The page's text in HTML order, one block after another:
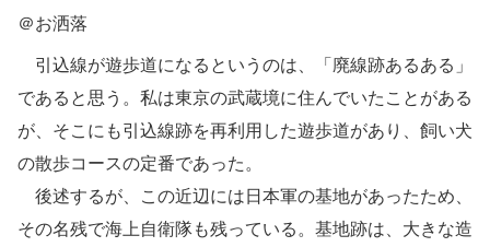
＠お洒落
引込線が遊歩道になるというのは、「廃線跡あるある」
であると思う。私は東京の武蔵境に住んでいたことがある
が、そこにも引込線跡を再利用した遊歩道があり、飼い犬
の散歩コースの定番であった。
後述するが、この近辺には日本軍の基地があったため、
その名残で海上自衛隊も残っている。基地跡は、大きな造